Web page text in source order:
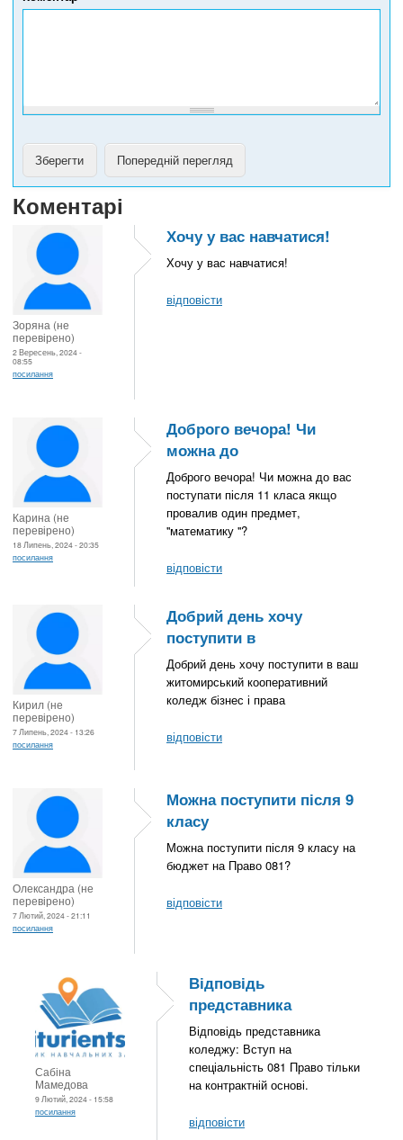
ф
Коментарі
Зоряна (не
перевірено)
2 Вересень, 2024 -
08:55
посилання
Хочу у вас навчатися!
Хочу у вас навчатися!
відповісти
Карина (не
перевірено)
18 Липень, 2024 - 20:35
посилання
Доброго вечора! Чи
можна до
Доброго вечора! Чи можна до вас
поступати після 11 класа якщо
провалив один предмет,
''математику ''?
відповісти
Кирил (не
перевірено)
7 Липень, 2024 - 13:26
посилання
Добрий день хочу
поступити в
Добрий день хочу поступити в ваш
житомирський кооперативний
коледж бізнес і права
відповісти
Олександра (не
перевірено)
7 Лютий, 2024 - 21:11
посилання
Можна поступити після 9
класу
Можна поступити після 9 класу на
бюджет на Право 081?
відповісти
Сабіна
Мамедова
9 Лютий, 2024 - 15:58
посилання
Відповідь
представника
Відповідь представника
коледжу: Вступ на
спеціальність 081 Право тільки
на контрактній основі.
відповісти